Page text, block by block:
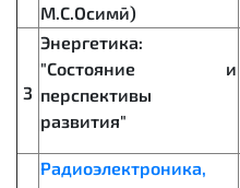
М.С.Осимӣ)
3
Энергетика:
"Состояние и
перспективы
развития"
Радиоэлектроника,